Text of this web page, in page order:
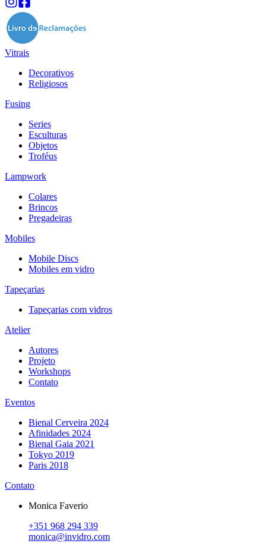
Vitrais
Decorativos
Religiosos
Fusing
Series
Esculturas
Objetos
Troféus
Lampwork
Colares
Brincos
Pregadeiras
Mobiles
Mobile Discs
Mobiles em vidro
Tapeçarias
Tapeçarias com vidros
Atelier
Autores
Projeto
Workshops
Contato
Eventos
Bienal Cerveira 2024
Afinidades 2024
Bienal Gaia 2021
Tokyo 2019
Paris 2018
Contato
Monica Faverio
+351 968 294 339
monica@invidro.com